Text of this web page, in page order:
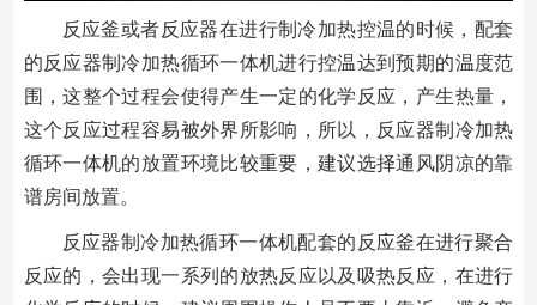
反应釜或者反应器在进行制冷加热控温的时候，配套
的反应器制冷加热循环一体机进行控温达到预期的温度范
围，这整个过程会使得产生一定的化学反应，产生热量，
这个反应过程容易被外界所影响，所以，反应器制冷加热
循环一体机的放置环境比较重要，建议选择通风阴凉的靠
谱房间放置。
反应器制冷加热循环一体机配套的反应釜在进行聚合
反应的，会出现一系列的放热反应以及吸热反应，在进行